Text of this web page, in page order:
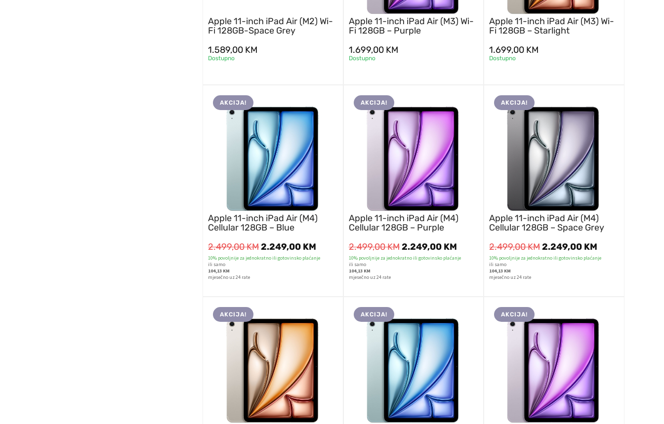
Apple 11-inch iPad Air (M2) Wi-
Fi 128GB-Space Grey
1.589,00 KM
Dostupno
Apple 11-inch iPad Air (M3) Wi-
Fi 128GB – Purple
1.699,00 KM
Dostupno
Apple 11-inch iPad Air (M3) Wi-
Fi 128GB – Starlight
1.699,00 KM
Dostupno
AKCIJA!
Apple 11-inch iPad Air (M4)
Cellular 128GB – Blue
2.499,00KM2.249,00 KM
10% povoljnije za jednokratno ili gotovinsko plaćanje
ili samo
104,13 KM
mjesečno uz 24 rate
AKCIJA!
Apple 11-inch iPad Air (M4)
Cellular 128GB – Purple
2.499,00KM2.249,00 KM
10% povoljnije za jednokratno ili gotovinsko plaćanje
ili samo
104,13 KM
mjesečno uz 24 rate
AKCIJA!
Apple 11-inch iPad Air (M4)
Cellular 128GB – Space Grey
2.499,00KM2.249,00 KM
10% povoljnije za jednokratno ili gotovinsko plaćanje
ili samo
104,13 KM
mjesečno uz 24 rate
AKCIJA! AKCIJA! AKCIJA!